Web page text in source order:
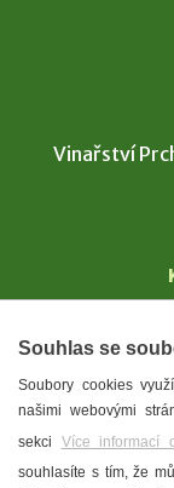
Vinařství
Souhlas se
Soubory cookies
našimi webovými
sekci Více informací
souhlasíte s tím, že